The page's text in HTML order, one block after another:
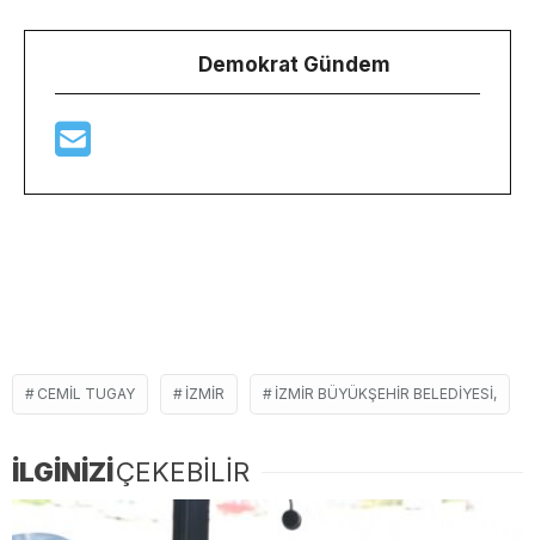
Demokrat Gündem
CEMIL TUGAY İZMIR İZMIR BÜYÜKŞEHIR BELEDIYESI,
İLGİNİZİÇEKEBİLİR